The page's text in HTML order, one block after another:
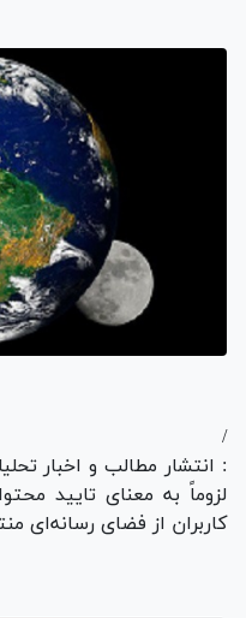
/
: انتشار مطالب و اخبار
لزوماً به معنای تایید
کاربران از فضای رسانه‌ای